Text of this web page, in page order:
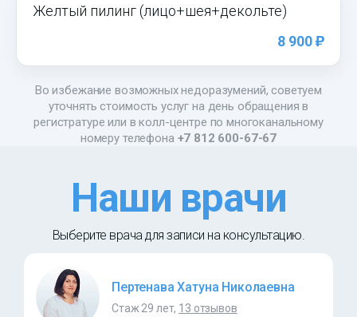
Желтый пилинг (лицо+шея+декольте)
8 900)
Во избежание возможных недоразумений, советуем
уточнять стоимость услуг на день обращения в
регистратуре или в колл-центре по многоканальному
номеру телефона +7 812 600-67-67
Наши врачи
Выберите врача для записи на консультацию.
Пертенава Хатуна Николаевна
Стаж 29 лет, 13 отзывов